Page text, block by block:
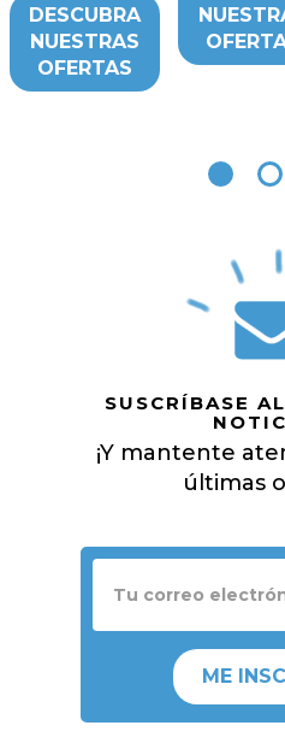
DESCUBRA
NUESTRAS
OFERTAS
SUSCRÍBASE
¡Y mantente
últimas
ME